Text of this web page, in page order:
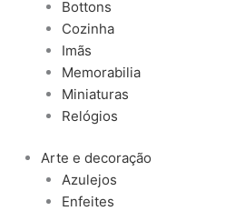
Bottons
Cozinha
Imãs
Memorabilia
Miniaturas
Relógios
Arte e decoração
Azulejos
Enfeites